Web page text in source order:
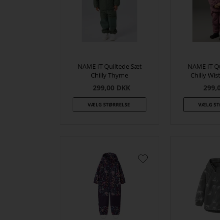
NAME IT Quiltede Sæt
Chilly Thyme
299,00 DKK
NAME IT
Chilly